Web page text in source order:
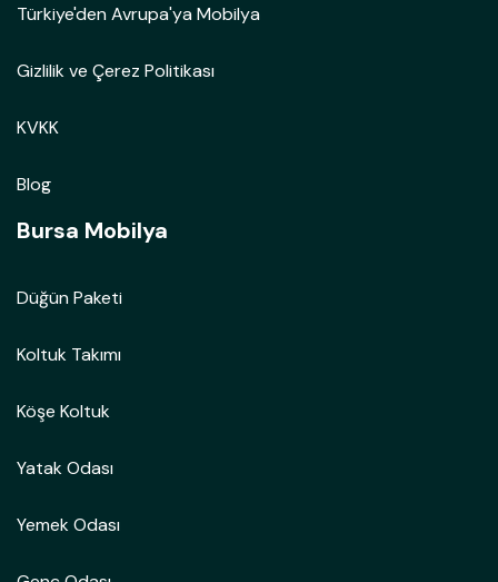
Türkiye'den Avrupa'ya Mobilya
Gizlilik ve Çerez Politikası
KVKK
Blog
Bursa Mobilya
Düğün Paketi
Koltuk Takımı
Köşe Koltuk
Yatak Odası
Yemek Odası